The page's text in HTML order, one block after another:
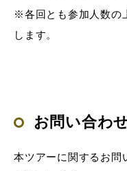
※各回とも参加人数の
します。
お問い合わ
本ツアーに関するお問